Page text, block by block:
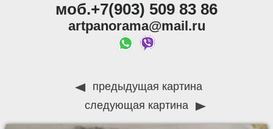
моб.+7(903) 509 83 86
artpanorama@mail.ru
предыдущая картина
следующая картина